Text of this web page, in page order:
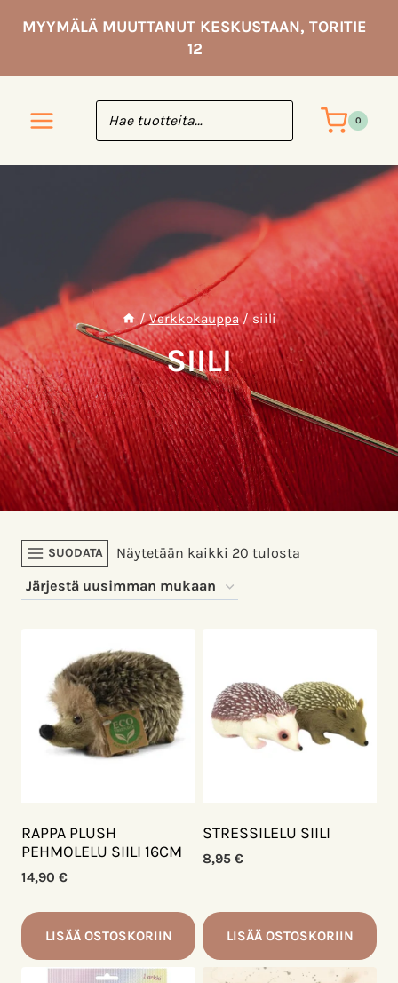
sisältöön
MYYMÄLÄ MUUTTANUT KESKUSTAAN, TORITIE
12
0
/ Verkkokauppa / siili
SIILI
SUODATA Näytetään kaikki 20 tulosta
RAPPA PLUSH
PEHMOLELU SIILI 16CM
14,90 €
LISÄÄ OSTOSKORIIN
STRESSILELU SIILI
8,95 €
LISÄÄ OSTOSKORIIN